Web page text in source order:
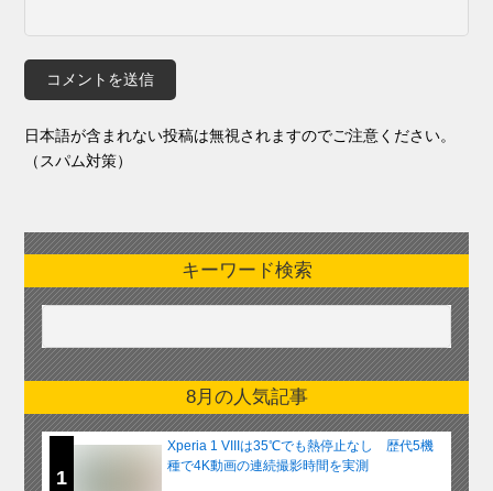
日本語が含まれない投稿は無視されますのでご注意ください。
（スパム対策）
キーワード検索
8月の人気記事
1
Xperia 1 VIIIは35℃でも熱停止なし 歴代5機
種で4K動画の連続撮影時間を実測